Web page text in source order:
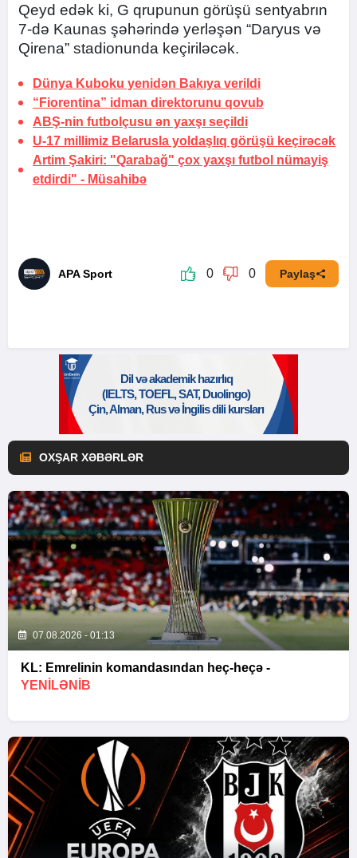
Qeyd edək ki, G qrupunun görüşü sentyabrın
7-də Kaunas şəhərində yerləşən “Daryus və
Qirena” stadionunda keçiriləcək.
Dünya Kuboku yenidən Bakıya verildi
“Fiorentina” idman direktorunu qovub
ABŞ-nin futbolçusu ən yaxşı seçildi
U-17 millimiz Belarusla yoldaşlıq görüşü keçirəcək
Artim Şakiri: "Qarabağ" çox yaxşı futbol nümayiş
etdirdi" - Müsahibə
APA Sport 0 0 Paylaş
OXŞAR XƏBƏRLƏR
07.08.2026 - 01:13
KL: Emrelinin komandasından heç-heçə -
YENİLƏNİB